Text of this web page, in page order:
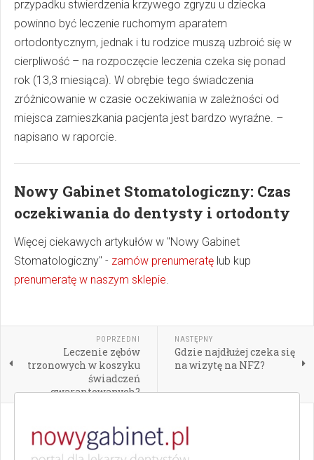
przypadku stwierdzenia krzywego zgryzu u dziecka
powinno być leczenie ruchomym aparatem
ortodontycznym, jednak i tu rodzice muszą uzbroić się w
cierpliwość – na rozpoczęcie leczenia czeka się ponad
rok (13,3 miesiąca). W obrębie tego świadczenia
zróżnicowanie w czasie oczekiwania w zależności od
miejsca zamieszkania pacjenta jest bardzo wyraźne. –
napisano w raporcie.
Nowy Gabinet Stomatologiczny: Czas
oczekiwania do dentysty i ortodonty
Więcej ciekawych artykułów w "Nowy Gabinet
Stomatologiczny" - zamów prenumeratę lub kup
prenumeratę w naszym sklepie.
POPRZEDNI
Leczenie zębów
trzonowych w koszyku
świadczeń
gwarantowanych?
NASTĘPNY
Gdzie najdłużej czeka się
na wizytę na NFZ?